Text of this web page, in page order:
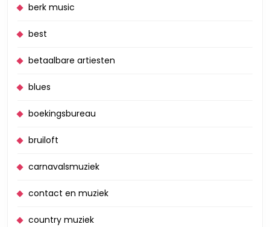
berk music
best
betaalbare artiesten
blues
boekingsbureau
bruiloft
carnavalsmuziek
contact en muziek
country muziek